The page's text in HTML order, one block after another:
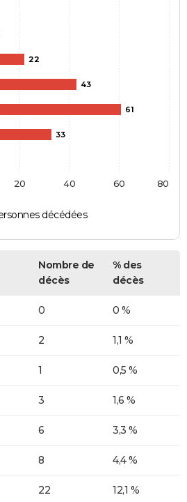
22
43
61
33
décédées
20 40 60 80
Nombre de
décès
% des
décès
0 0 %
2 1,1 %
1 0,5 %
3 1,6 %
6 3,3 %
8 4,4 %
22 12,1 %